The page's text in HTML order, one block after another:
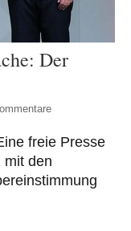
Der
freie Presse
mit den